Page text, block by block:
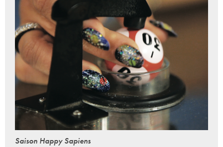
Saison Happy Sapiens